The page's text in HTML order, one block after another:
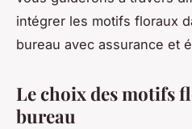
intégrer les motifs floraux
bureau avec assurance et
Le choix des motifs
bureau